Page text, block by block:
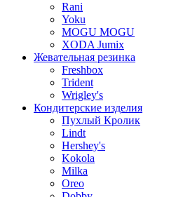
Rani
Yoku
MOGU MOGU
XODA Jumix
Жевательная резинка
Freshbox
Trident
Wrigley's
Кондитерские изделия
Пухлый Кролик
Lindt
Hershey's
Kokola
Milka
Oreo